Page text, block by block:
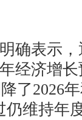
表示，
经济增
了2026
仍维持年